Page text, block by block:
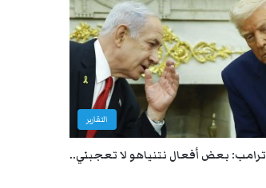
التقارير
ترامب: بعض أفعال نتنياهو لا تعجبني..